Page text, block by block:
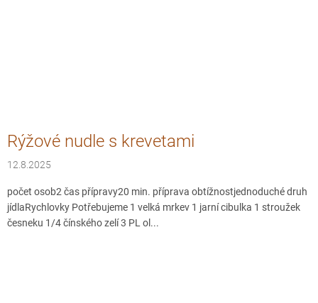
Rýžové nudle s krevetami
12.8.2025
počet osob2 čas přípravy20 min. příprava obtížnostjednoduché druh
jídlaRychlovky Potřebujeme 1 velká mrkev 1 jarní cibulka 1 stroužek
česneku 1/4 čínského zelí 3 PL ol...